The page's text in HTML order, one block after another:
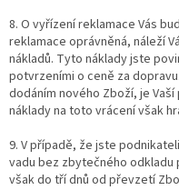
8. O vyřízení reklamace Vás
reklamace oprávněná, náleží
nákladů. Tyto náklady jste
potvrzeními o ceně za
dodáním nového Zboží, je
náklady na toto vrácení však
9. V případě, že jste
vadu bez zbytečného
však do tří dnů od převzetí